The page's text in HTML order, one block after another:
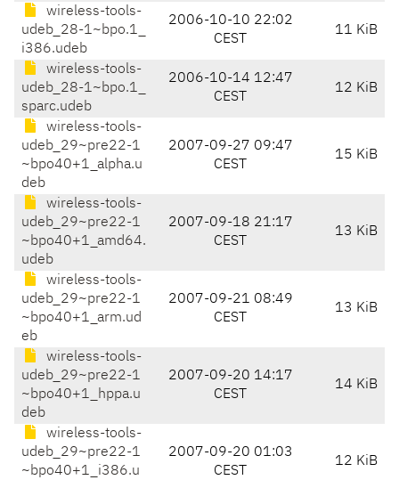
wireless-tools-
udeb_28-1~bpo.1_
i386.udeb
2006-10-10 22:02
CEST
11 KiB
wireless-tools-
udeb_28-1~bpo.1_
sparc.udeb
2006-10-14 12:47
CEST
12 KiB
wireless-tools-
udeb_29~pre22-1
~bpo40+1_alpha.u
deb
2007-09-27 09:47
CEST
15 KiB
wireless-tools-
udeb_29~pre22-1
~bpo40+1_amd64.
udeb
2007-09-18 21:17
CEST
13 KiB
wireless-tools-
udeb_29~pre22-1
~bpo40+1_arm.ud
eb
2007-09-21 08:49
CEST
13 KiB
wireless-tools-
udeb_29~pre22-1
~bpo40+1_hppa.u
deb
2007-09-20 14:17
CEST
14 KiB
wireless-tools-
udeb_29~pre22-1
~bpo40+1_i386.u
2007-09-20 01:03
CEST
12 KiB